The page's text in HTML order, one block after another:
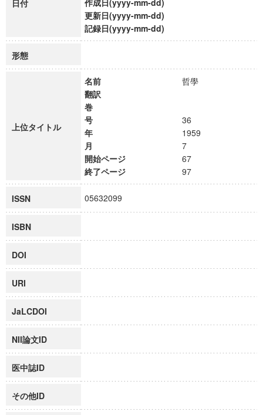
日付
作成日(yyyy-mm-dd)
更新日(yyyy-mm-dd)
記録日(yyyy-mm-dd)
形態
上位タイトル
名前
哲學
翻訳
巻
号
36
年
1959
月
7
開始ページ
67
終了ページ
97
ISSN 05632099
ISBN
DOI
URI
JaLCDOI
NII論文ID
医中誌ID
その他ID